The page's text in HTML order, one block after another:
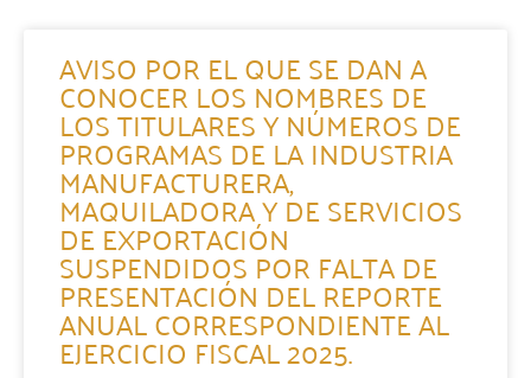
AVISO POR EL QUE SE DAN A
CONOCER LOS NOMBRES DE
LOS TITULARES Y NÚMEROS DE
PROGRAMAS DE LA INDUSTRIA
MANUFACTURERA,
MAQUILADORA Y DE SERVICIOS
DE EXPORTACIÓN
SUSPENDIDOS POR FALTA DE
PRESENTACIÓN DEL REPORTE
ANUAL CORRESPONDIENTE AL
EJERCICIO FISCAL 2025.